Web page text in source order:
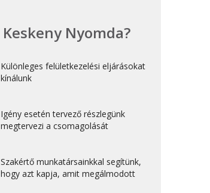
2023. július
2022. szeptember
2022. január
2021. szeptember
2021. június
Nyomda?
Különleges felületkezelési eljárásokat
kínálunk
Igény esetén tervező részlegünk
megtervezi a csomagolását
Szakértő munkatársainkkal segítünk,
hogy azt kapja, amit megálmodott